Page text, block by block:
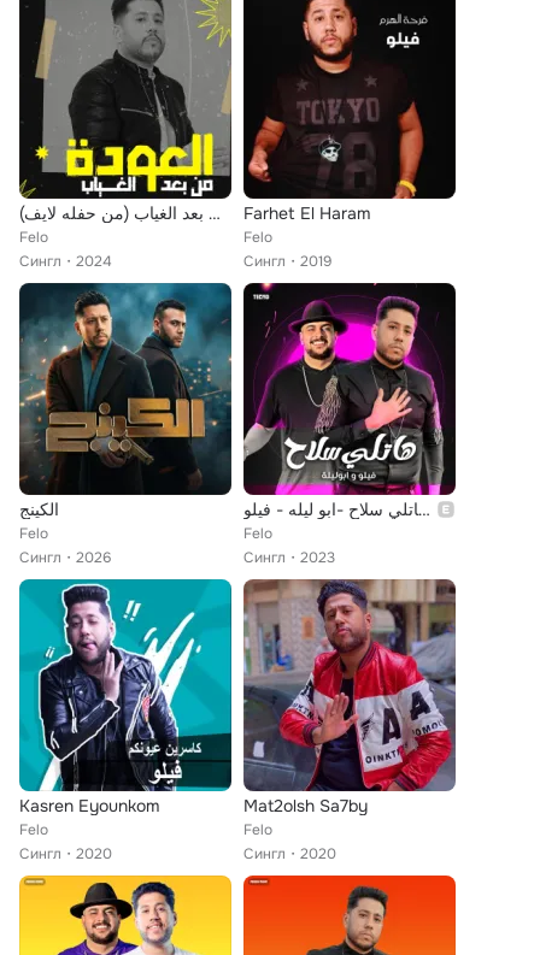
العودة من بعد الغياب (من حفله لايف)
Felo
Сингл
2024
Farhet El Haram
Felo
Сингл
2019
الكينج
Felo
Сингл
2026
مهرجان - هاتلي سلاح -ابو ليله - فيلو
Felo
Сингл
2023
Kasren Eyounkom
Felo
Сингл
2020
Mat2olsh Sa7by
Felo
Сингл
2020